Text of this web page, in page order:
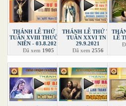
THÁNH LỄ THỨ BA
TUẦN XVIII THƯỜNG
NIÊN - 03.8.2021
Đã xem 1905
THÁNH LỄ THỨ TƯ
TUẦN XXVI TN -
29.9.2021
Đã xem 2556
LỄ